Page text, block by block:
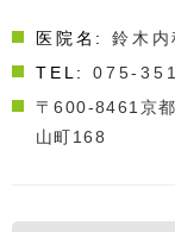
医院名:
鈴木内
TEL:
075-
〒600-8461 京
山町168